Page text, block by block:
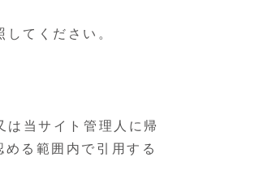
てください。
当サイト管理人に帰
る範囲内で引用する